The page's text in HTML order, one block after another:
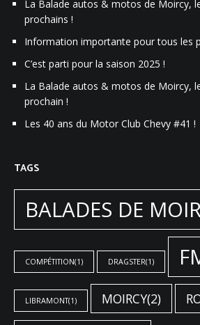
La Balade autos & motos de Moircy,
prochains !
Information importante pour tous les
C’est parti pour la saison 2025 !
La Balade autos & motos de Moircy,
prochain !
Les 40 ans du Motor Club Chevy #41 !
TAGS
BALADES DE
COMPÉTITION(1) DRAGSTER(1)
LIBRAMONT(1) MOIRCY(2)